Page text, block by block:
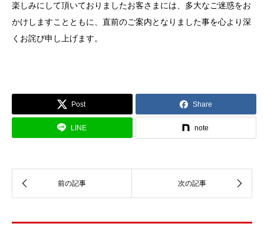
楽しみにして頂いておりましたお客さまには、多大なご迷惑をお
かけしますことともに、直前のご案内となりました事を心より深
くお詫び申し上げます。
Post Share
LINE note